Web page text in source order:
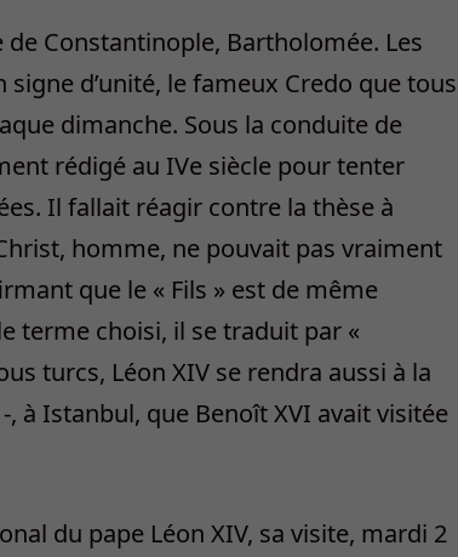
Constantinople, Bartholomée. Les
d’unité, le fameux Credo que tous
dimanche. Sous la conduite de
rédigé au IVe siècle pour tenter
Il fallait réagir contre la thèse à
homme, ne pouvait pas vraiment
que le « Fils » est de même
terme choisi, il se traduit par «
turcs, Léon XIV se rendra aussi à la
à Istanbul, que Benoît XVI avait visitée
du pape Léon XIV, sa visite, mardi 2